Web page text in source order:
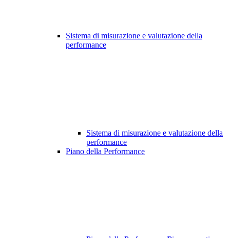
Sistema di misurazione e valutazione della
performance
Sistema di misurazione e valutazione della
performance
Piano della Performance